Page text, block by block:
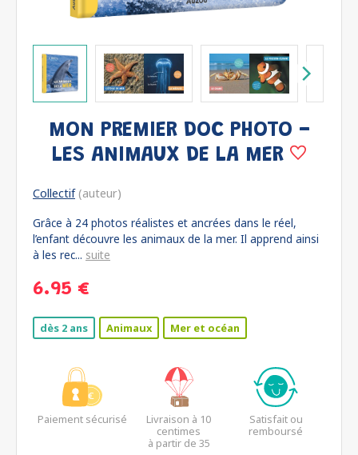
MON PREMIER DOC PHOTO -
LES ANIMAUX DE LA MER
Collectif(auteur)
Grâce à 24 photos réalistes et ancrées dans le réel,
l’enfant découvre les animaux de la mer. Il apprend ainsi
à les rec... suite
6.95 €
dès 2 ans Animaux Mer et océan
Paiement sécurisé
Livraison à 10
centimes
à partir de 35
Satisfait ou
remboursé